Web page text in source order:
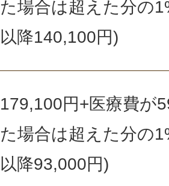
た場合は超えた分の
以降140,100円)
179,100円+医療費が
た場合は超えた分の
以降93,000円)